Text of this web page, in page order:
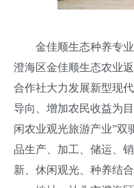
金佳顺生态种养专业
澄海区金佳顺生态农业
合作社大力发展新型现
导向、增加农民收益为
闲农业观光旅游产业”双
品生产、加工、储运、
新、休闲观光、种养结